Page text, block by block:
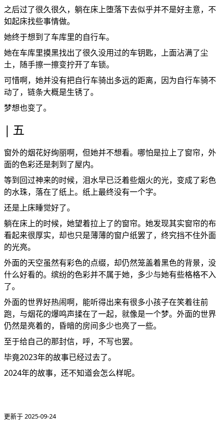
之后过了很久很久，躺在床上堕落下去似乎并不是好主意，不
如起床找些事情做。
她终于想到了车库里的自行车。
她在车库里摸黑找出了很久没用过的车钥匙，上面沾满了尘
土，随手擦一擦变拧开了车锁。
可惜啊，她并没有把自行车骑出多远的距离，因为自行车骑不
动了，链条大概是生锈了。
梦想也变了。
五
窗外的烟花好绚丽啊，但她并不想看。哪怕是拉上了窗帘，外
面的色彩还是刺到了屋内。
等到回过神来的时候，泪水早已泛着些烟火的光，变成了彩色
的水珠，落在了纸上。纸上最终没有一个字。
还是上床睡觉好了。
躺在床上的时候，她望着拉上了的窗帘。她发现其实窗帘的布
看起来很厚实，却也只是薄薄的窗户纸罢了，终究挡不住外面
的光亮。
外面的天空虽然有彩色的点缀，却仍然笼盖着黑色的背景，没
什么好看的。缤纷的色彩并不属于她，多少与她有些格格不入
了。
外面的世界好热闹啊，能听得出来有很多小孩子在笑着往前
跑，与烟花的爆鸣声揉在了一起，就像是一个梦。外面的世界
仍然是亮着的，昏暗的房间多少也亮了一些。
至于给自己的那封信，呼，不写也罢。
毕竟2023年的故事已经过去了。
2024年的故事，还不知道会怎么样呢。
更新于 2025-09-24